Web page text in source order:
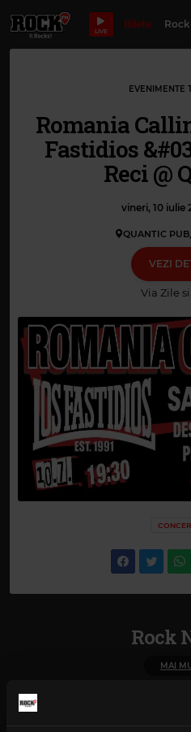
LIVE
Bilete
EVENIMENTE
Romania
Fastidios
Reci @
vineri, 10 iulie
QUANTIC
VEZI
Via Zile
Rock
MAI